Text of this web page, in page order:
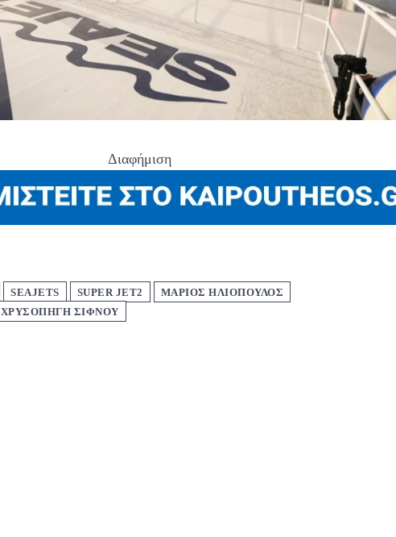
Διαφήμιση
SEAJETS SUPER JET2
ΜΆΡΙΟΣ ΗΛΙΌΠΟΥΛΟΣ
ΧΡΥΣΟΠΗΓΗ ΣΙΦΝΟΥ